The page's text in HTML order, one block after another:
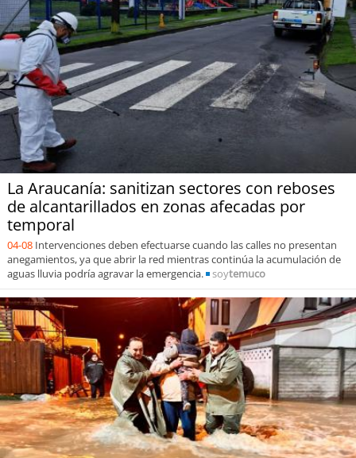
La Araucanía: sanitizan sectores con reboses
de alcantarillados en zonas afecadas por
temporal
04-08 Intervenciones deben efectuarse cuando las calles no presentan
anegamientos, ya que abrir la red mientras continúa la acumulación de
aguas lluvia podría agravar la emergencia.
soytemuco